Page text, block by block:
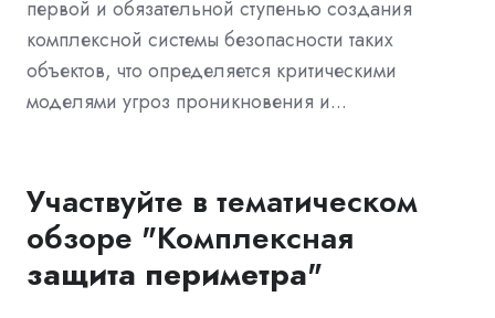
первой и обязательной ступенью создания
комплексной системы безопасности таких
объектов, что определяется критическими
моделями угроз проникновения и...
Участвуйте в тематическом
обзоре "Комплексная
защита периметра"